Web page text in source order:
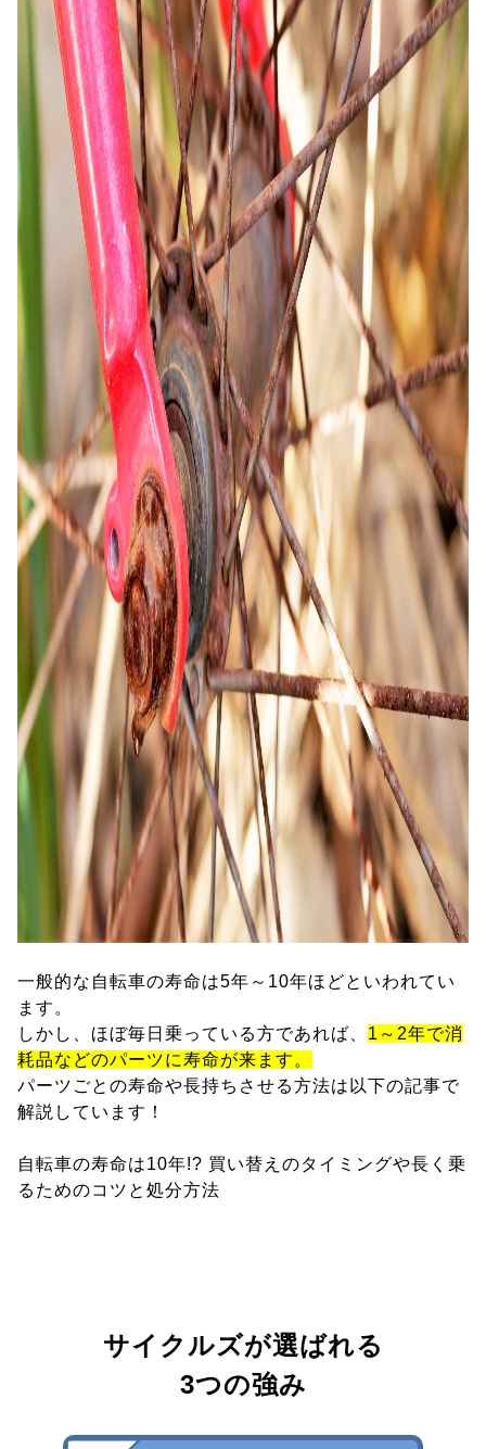
一般的な自転車の寿命は5年～10年ほどといわれてい
ます。
しかし、ほぼ毎日乗っている方であれば、 1～2年で消
耗品などのパーツに寿命が来ます。
パーツごとの寿命や長持ちさせる方法は以下の記事で
解説しています！
自転車の寿命は10年!? 買い替えのタイミングや長く乗
るためのコツと処分方法
サイクルズが選ばれる
3つの強み